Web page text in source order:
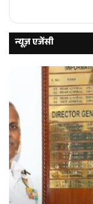
न्यूज़ एजेंसी